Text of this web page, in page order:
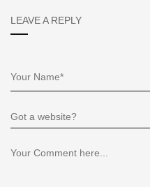
LEAVE A REPLY